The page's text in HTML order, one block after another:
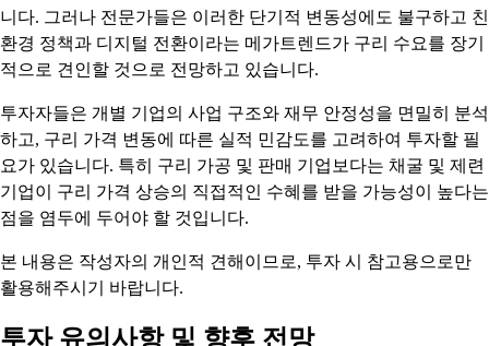
니다. 그러나 전문가들은 이러한 단기적 변동성에도 불구하고 친
환경 정책과 디지털 전환이라는 메가트렌드가 구리 수요를 장기
적으로 견인할 것으로 전망하고 있습니다.
투자자들은 개별 기업의 사업 구조와 재무 안정성을 면밀히 분석
하고, 구리 가격 변동에 따른 실적 민감도를 고려하여 투자할 필
요가 있습니다. 특히 구리 가공 및 판매 기업보다는 채굴 및 제련
기업이 구리 가격 상승의 직접적인 수혜를 받을 가능성이 높다는
점을 염두에 두어야 할 것입니다.
본 내용은 작성자의 개인적 견해이므로, 투자 시 참고용으로만
활용해주시기 바랍니다.
투자 유의사항 및 향후 전망